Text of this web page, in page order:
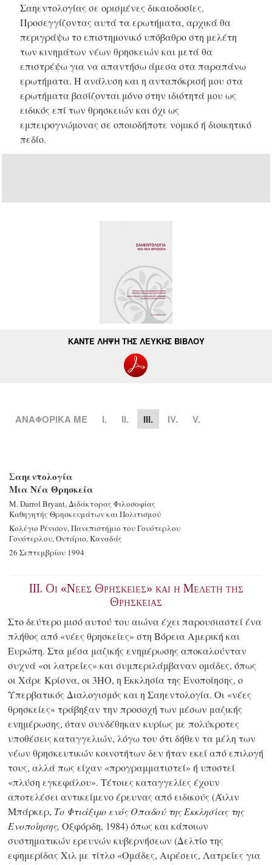
Σαηεντολογίας σε ορισμένες δικαιοδοσίες.
Προσεγγίζοντας αυτά τα ερωτήματα, αρχικά θα
περιγράψω το επιστημονικό υπόβαθρο στη μελέτη
των κινημάτων νέων θρησκειών και μετά θα
επιστρέψω για να απαντήσω άμεσα στα παραπάνω
ερωτήματα. Η ανάλυση και η ανταπόκρισή μου στα
ερωτήματα βασίζονται μόνο στην ιδιότητά μου ως
ειδικός επί των θρησκειών και όχι ως
εμπειρογνώμονας σε οποιοδήποτε νομικό ή διοικητικό
πεδίο.
ΚΑΝΤΕ ΛΗΨΗ ΤΗΣ ΛΕΥΚΗΣ ΒΙΒΛΟΥ
ΑΝΑΦΟΡΙΚΑ ΜΕ Ι. II. III. IV. V.
Σαηεντολογία
Μια Νέα Θρησκεία
M. Darrol Bryant, Διδάκτορας Φιλοσοφίας
Καθηγητής Θρησκευμάτων και Πολιτισμού
Κολέγιο Ρένισον, Πανεπιστήμιο του Γουότερλου
Γουότερλου, Οντάριο, Καναδάς
26 Σεπτεμβρίου 1994
III. Οι «Νεες Θρησκειες» και η Μελετη της
Θρησκειας
Στο δεύτερο μισό αυτού του αιώνα έχει παρουσιαστεί ένα
πλήθος από «νέες θρησκείες» στη Βόρεια Αμερική και
Ευρώπη. Στα μέσα μαζικής ενημέρωσης αποκαλούνταν
συχνά «οι λατρείες» και συμπεριλάμβαναν ομάδες, όπως
οι Χάρε Κρίσνα, οι 3ΗΟ, η Εκκλησία της Ενοποίησης, ο
Υπερβατικός Διαλογισμός και η Σαηεντολογία. Οι «νέες
θρησκείες» τράβηξαν την προσοχή των μέσων μαζικής
ενημέρωσης, όταν συνδέθηκαν κυρίως με πολύκροτες
υποθέσεις καταγγελιών, λόγω του ότι δήθεν τα μέλη των
νέων θρησκευτικών κοινοτήτων δεν ήταν εκεί από επιλογή
τους, αλλά πως είχαν «προγραμματιστεί» ή υποστεί
«πλύση εγκεφάλου». Τέτοιες καταγγελίες έχουν
αποτελέσει αντικείμενο έρευνας από ειδικούς (Άιλιν
Μπάρκερ, Το Φτιάξιμο ενός Οπαδού της Εκκλησίας της
Ενοποίησης, Οξφόρδη, 1984) όπως και κάποιων
συστηματικών ερευνών κυβερνήσεων (Δελτίο της
εφημερίδας Χιλ με τίτλο «Ομάδες, Αιρέσεις, Λατρείες για